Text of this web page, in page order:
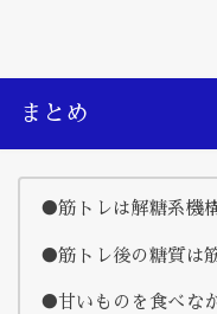
まとめ
●筋トレは解糖系機
●筋トレ後の糖質は
●甘いものを食べな